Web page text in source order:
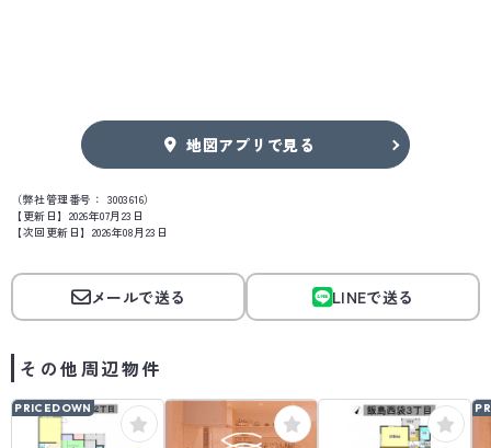
地図アプリで見る
（弊社管理番号： 3003616）
【更新日】2026年07月23日
【次回更新日】2026年08月23日
メールで送る LINEで送る
その他周辺物件
PRICEDOWN